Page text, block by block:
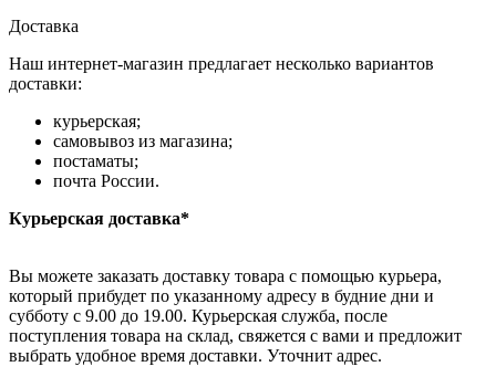
Доставка
Наш интернет-магазин предлагает несколько вариантов
доставки:
курьерская;
самовывоз из магазина;
постаматы;
почта России.
Курьерская доставка*
Вы можете заказать доставку товара с помощью курьера,
который прибудет по указанному адресу в будние дни и
субботу с 9.00 до 19.00. Курьерская служба, после
поступления товара на склад, свяжется с вами и предложит
выбрать удобное время доставки. Уточнит адрес.